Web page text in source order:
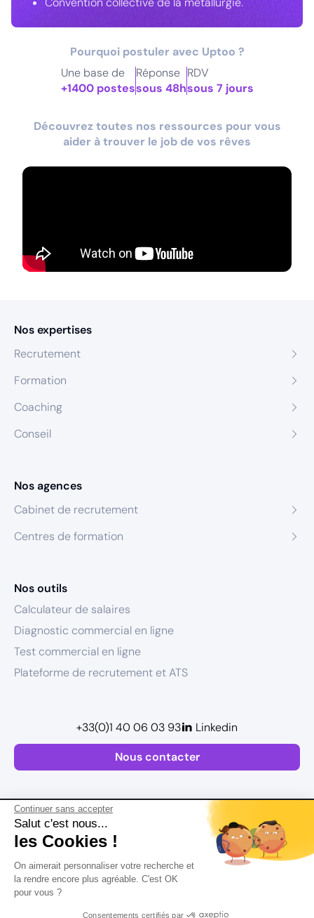
Continuer sans accepter
Salut c'est nous...
les Cookies !
On aimerait personnaliser votre recherche et
la rendre encore plus agréable. C'est OK
pour vous ?
Consentements certifiés par
Pourquoi postuler avec Uptoo ?
Une base de
+1400 postes
Réponse
sous 48h
RDV
sous 7 jours
Découvrez toutes nos ressources pour vous
aider à trouver le job de vos rêves
Nos expertises
Recrutement
Formation
Coaching
Conseil
Nos agences
Cabinet de recrutement
Centres de formation
Nos outils
Calculateur de salaires
Diagnostic commercial en ligne
Test commercial en ligne
Plateforme de recrutement et ATS
Nous contacter
+33(0)1 40 06 03 93 Linkedin
Plan de site
Mentions légales
Conditions Générales d’Utilisation